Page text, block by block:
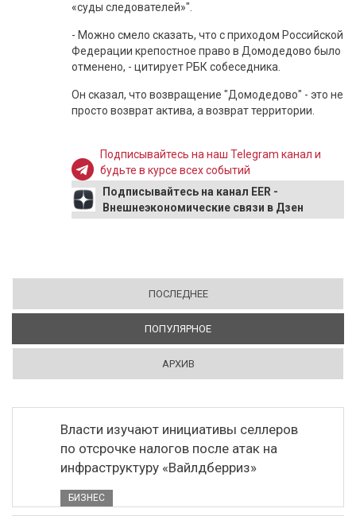
«суды следователей»".
- Можно смело сказать, что с приходом Российской
Федерации крепостное право в Домодедово было
отменено, - цитирует РБК собеседника.
Он сказал, что возвращение "Домодедово" - это не
просто возврат актива, а возврат территории.
Подписывайтесь на наш Telegram канал и
будьте в курсе всех событий
Подписывайтесь на канал EER -
Внешнеэкономические связи в Дзен
ПОСЛЕДНЕЕ
ПОПУЛЯРНОЕ
АРХИВ
Власти изучают инициативы селлеров
по отсрочке налогов после атак на
инфраструктуру «Вайлдберриз»
БИЗНЕС